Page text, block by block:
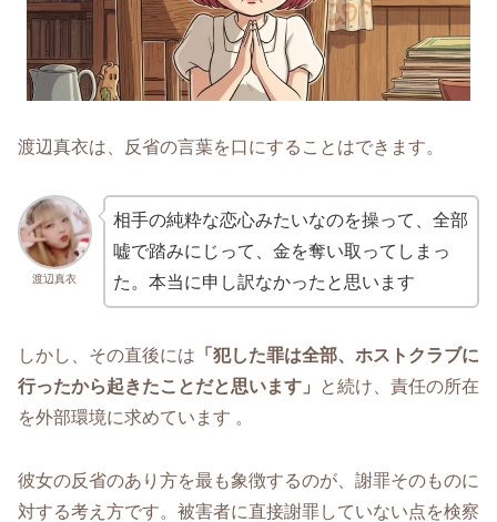
渡辺真衣は、反省の言葉を口にすることはできます。
渡辺真衣
相手の純粋な恋心みたいなのを操って、全部
嘘で踏みにじって、金を奪い取ってしまっ
た。本当に申し訳なかったと思います
しかし、その直後には 「犯した罪は全部、ホストクラブに
行ったから起きたことだと思います」
と続け、責任の所在
を外部環境に求めています 。
彼女の反省のあり方を最も象徴するのが、謝罪そのものに
対する考え方です。被害者に直接謝罪していない点を検察